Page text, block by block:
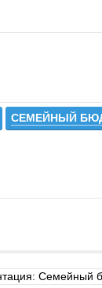
СЕМЕЙНЫЙ